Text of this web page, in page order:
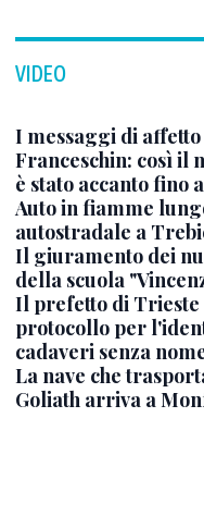
VIDEO
I messaggi di
Franceschin: così il
è stato accanto fino
Auto in fiamme
autostradale a
Il giuramento dei
della scuola
Il prefetto di
protocollo per
cadaveri senza
La nave che
Goliath arriva a